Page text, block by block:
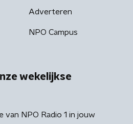
Adverteren
NPO Campus
wekelijkse
van NPO Radio 1 in jouw